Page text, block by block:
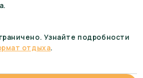
Узнайте подробности
отдыха.